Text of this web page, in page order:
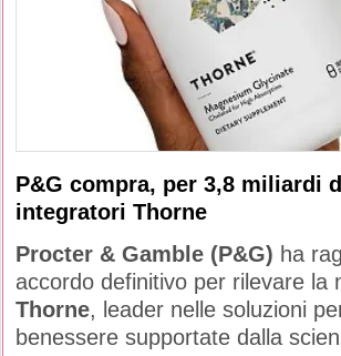
P&G compra, per 3,8 miliardi
integratori Thorne
Procter & Gamble (P&G) ha
accordo definitivo per rilevare la
Thorne, leader nelle soluzioni
benessere supportate dalla